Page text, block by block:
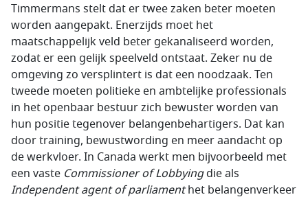
Timmermans stelt dat er twee zaken beter moeten
worden aangepakt. Enerzijds moet het
maatschappelijk veld beter gekanaliseerd worden,
zodat er een gelijk speelveld ontstaat. Zeker nu de
omgeving zo versplintert is dat een noodzaak. Ten
tweede moeten politieke en ambtelijke professionals
in het openbaar bestuur zich bewuster worden van
hun positie tegenover belangenbehartigers. Dat kan
door training, bewustwording en meer aandacht op
de werkvloer. In Canada werkt men bijvoorbeeld met
een vaste Commissioner of Lobbyingdie als
Independent agent of parliamenthet belangenverkeer